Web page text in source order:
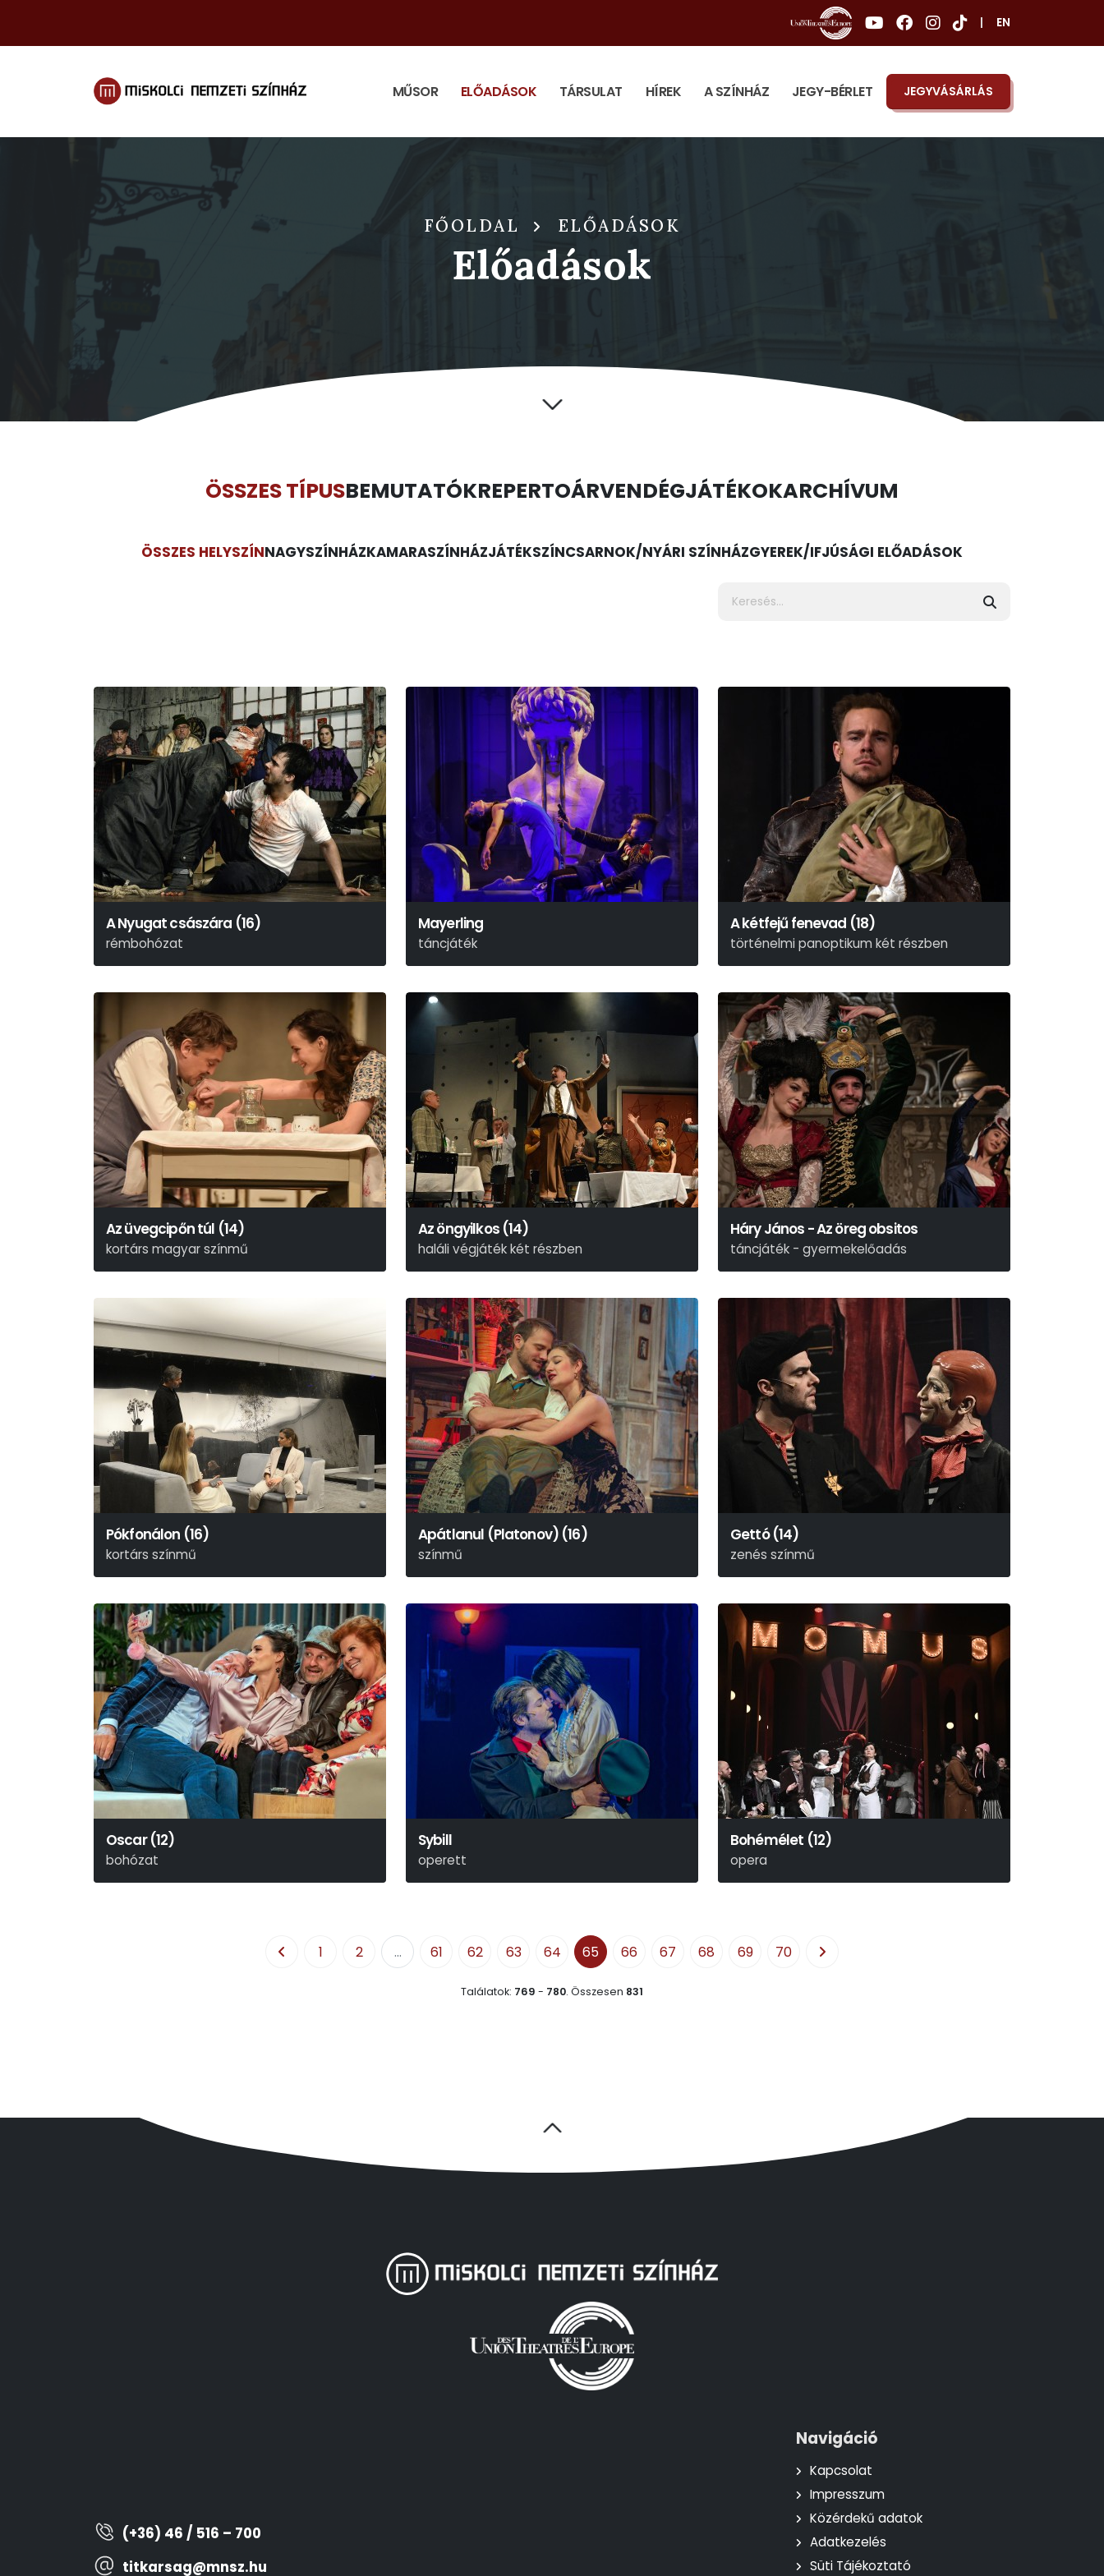
EN
MŰSOR ELŐADÁSOK TÁRSULAT HÍREK A SZÍNHÁZ JEGY-BÉRLET JEGYVÁSÁRLÁS
FŐOLDAL ELŐADÁSOK
Előadások
ÖSSZES TÍPUSBEMUTATÓKREPERTOÁRVENDÉGJÁTÉKOKARCHÍVUM
ÖSSZES HELYSZÍNNAGYSZÍNHÁZKAMARASZÍNHÁZJÁTÉKSZÍNCSARNOK/NYÁRI SZÍNHÁZGYEREK/IFJÚSÁGI ELŐADÁSOK
A Nyugat császára (16)
rémbohózat
John Millington Synge
Mayerling
táncjáték
A kétfejű fenevad (18)
történelmi panoptikum két részben
Weöres Sándor
Az üvegcipőn túl (14)
kortárs magyar színmű
Lőrinczy Attila
Az öngyilkos (14)
haláli végjáték két részben
Nyikolaj Erdman
Háry János - Az öreg obsitos
táncjáték - gyermekelőadás
Pókfonálon (16)
kortárs színmű
Alexandru Popa
Apátlanul (Platonov) (16)
színmű
Anton Pavlovics Csehov
Gettó (14)
zenés színmű
Joshua Sobol
Oscar (12)
bohózat
Claude Magnier
Sybill
operett
Jacobi Viktor - Martos Ferenc - Bródy Miksa
Bohémélet (12)
opera
Giacomo Puccini
1 2 ... 61 62 63 64 65 66 67 68 69 70
Találatok: 769 - 780. Összesen 831
(+36) 46 / 516 – 700
titkarsag@mnsz.hu
Navigáció
Kapcsolat
Impresszum
Közérdekű adatok
Adatkezelés
Süti Tájékoztató